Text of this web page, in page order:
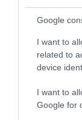
Google
I want to
related to
device
I want to
Google for
ΦΕΣΤΙΒΑΛ
Μπέκετ
Η νεολαία
ευκαιρίες για
ΡΑΦΗΝΑ –